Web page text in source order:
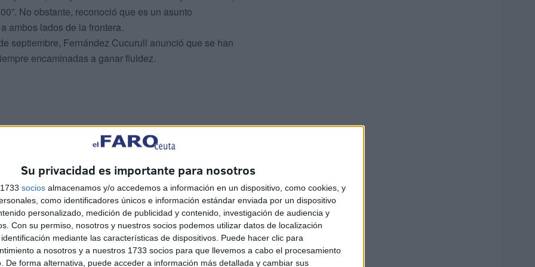
Su privacidad es importante para nosotros
socios almacenamos y/o accedemos a información en un dispositivo, como cookies, y
como identificadores únicos e información estándar enviada por un dispositivo
personalizado, medición de publicidad y contenido, investigación de audiencia y
Con su permiso, nosotros y nuestros socios podemos utilizar datos de localización
mediante las características de dispositivos. Puede hacer clic para
a nosotros y a nuestros 1733 socios para que llevemos a cabo el procesamiento
De forma alternativa, puede acceder a información más detallada y cambiar sus
No obstante, reconoció que es un asunto
ambos lados de la frontera.
septiembre, Fernández Cucurull anunció que se han
encaminadas a ganar fluidez.
las 13.00.
abierto el paso del Biutz todos los días –lunes a
el Biutz estaba siendo cada vez menos utilizado,
10.00”, expuso el delegado del Gobierno. “Se han
abierto hasta las 13:00”, concluyó.
16.00. Por parte de España, prosiguió Fernández